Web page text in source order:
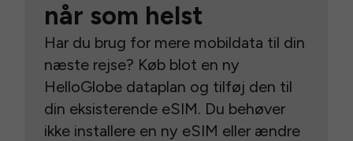
når som helst
Har du brug for mere mobildata til din
næste rejse? Køb blot en ny
HelloGlobe dataplan og tilføj den til
din eksisterende eSIM. Du behøver
ikke installere en ny eSIM eller ændre